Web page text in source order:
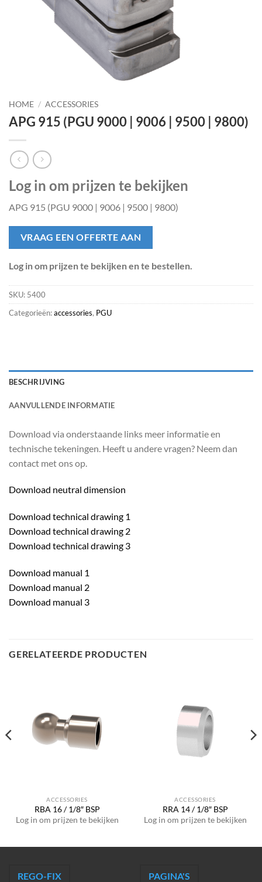
HOME / ACCESSORIES
APG 915 (PGU 9000 | 9006 | 9500 | 9800)
Log in om prijzen te bekijken
APG 915 (PGU 9000 | 9006 | 9500 | 9800)
VRAAG EEN OFFERTE AAN
Log in om prijzen te bekijken en te bestellen.
SKU: 5400
Categorieën:accessories, PGU
BESCHRIJVING
AANVULLENDE INFORMATIE
Download via onderstaande links meer informatie en
technische tekeningen. Heeft u andere vragen? Neem dan
contact met ons op.
Download neutral dimension
Download technical drawing 1
Download technical drawing 2
Download technical drawing 3
Download manual 1
Download manual 2
Download manual 3
GERELATEERDE PRODUCTEN
ACCESSORIES
RBA 16 / 1/8″ BSP
Log in om prijzen te bekijken
ACCESSORIES
RRA 14 / 1/8″ BSP
Log in om prijzen te bekijken
REGO-FIX PAGINA'S